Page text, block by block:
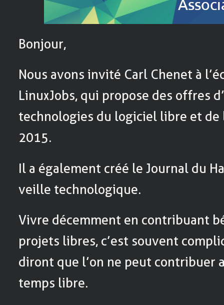
Bonjour,
Nous avons invité Carl Chenet à
LinuxJobs, qui propose des offres
technologies du logiciel libre et de
2015.
Il a également créé le Journal du
veille technologique.
Vivre décemment en contribuant
projets libres, c’est souvent
diront que l’on ne peut contribuer
temps libre.